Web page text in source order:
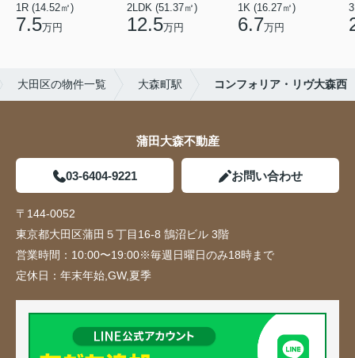
1R (14.52㎡)
7.5万円
2LDK (51.37㎡)
12.5万円
1K (16.27㎡)
6.7万円
大田区の物件一覧 大森町駅 コンフォリア・リヴ大森西
蒲田大森不動産
03-6404-9221 お問い合わせ
〒144-0052
東京都大田区蒲田５丁目16-8 鵠沼ビル 3階
営業時間： 10:00〜19:00※毎週日曜日のみ18時まで
定休日： 年末年始,GW,夏季